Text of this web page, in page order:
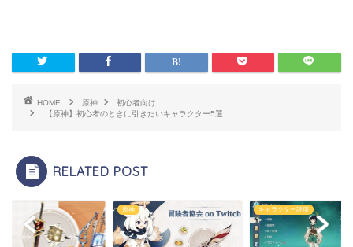
HOME 原神
初心者向け
【原神】初心者のときに引きたいキャラクター5選
RELATED POST
キャラクター評価 原神